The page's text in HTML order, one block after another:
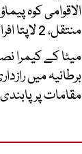
الاقوامی کوہ
منتقل، 2 لاپتا افراد کی تلاش جاری
میٹا کے کیمرا
برطانیہ میں
مقامات پر پابندی